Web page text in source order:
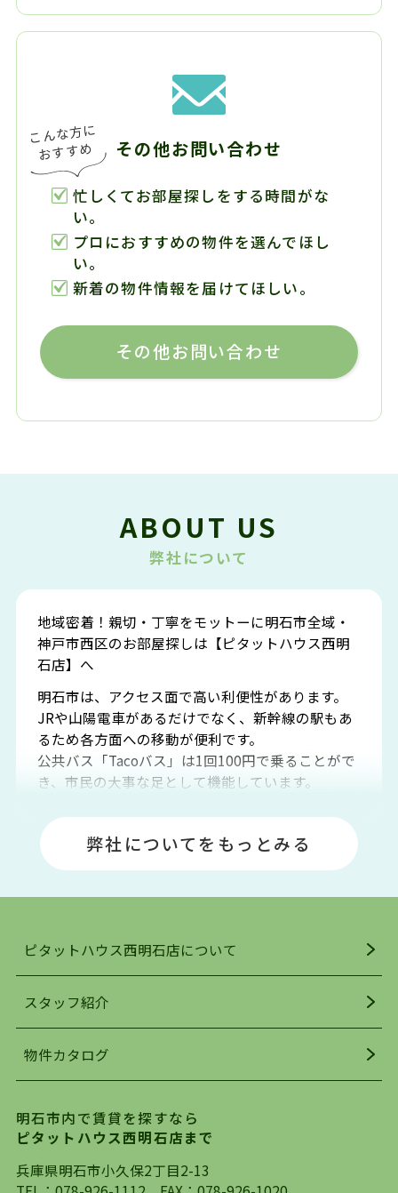
その他お問い合わせ
忙しくてお部屋探しをする時間がな
い。
プロにおすすめの物件を選んでほし
い。
新着の物件情報を届けてほしい。
その他お問い合わせ
ABOUT US
弊社について
地域密着！親切・丁寧をモットーに明石市全域・
神戸市西区のお部屋探しは【ピタットハウス西明
石店】へ
明石市は、アクセス面で高い利便性があります。
JRや山陽電車があるだけでなく、新幹線の駅もあ
るため各方面への移動が便利です。
公共バス「Tacoバス」は1回100円で乗ることがで
き、市民の大事な足として機能しています。
場や釣りスポットが多くあります。JR「大久保
駅」周辺には、ビブレ・イオンをはじめとした買
い物施設も多くあり、買い物にも困りません。
明石駅・西明石駅を中心に、明石市・神戸市西区
でお部屋探している方は、ぜひ当ＨＰにて物件を
お探しになってください。弊社は、スタッフの平
を行っており地域最大級の情報取扱量を誇ってお
ります。店頭で限られた物件をご紹介する、従来
自身でインターネットを利用し、理想のお部屋を
探していただき、選択していただいた物件情報に
対して、専門知識を持ったスタッフがサポートさ
せていただくスタイルを心がけております。私た
弊社についてをもっとみる
ピタットハウス西明石店について
スタッフ紹介
物件カタログ
明石市内で賃貸を探すなら
ピタットハウス西明石店まで
兵庫県明石市小久保2丁目2-13